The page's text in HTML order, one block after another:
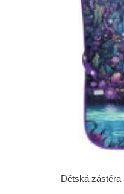
Dětská zástěra